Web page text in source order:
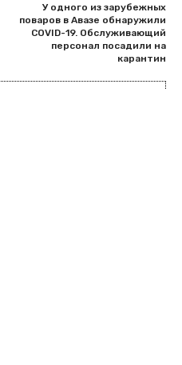
У одного из зарубежных
поваров в Авазе обнаружили
COVID-19. Обслуживающий
персонал посадили на
карантин